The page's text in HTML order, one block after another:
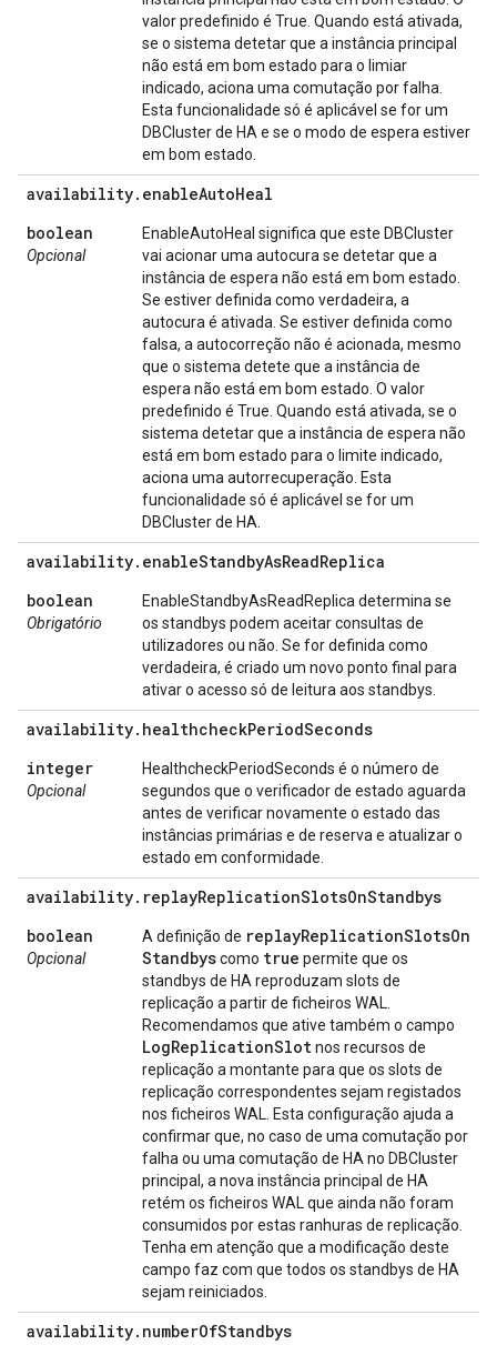
valor predefinido é True. Quando está ativada,
se o sistema detetar que a instância principal
não está em bom estado para o limiar
indicado, aciona uma comutação por falha.
Esta funcionalidade só é aplicável se for um
DBCluster de HA e se o modo de espera estiver
em bom estado.
availability. enableAutoHeal
boolean
Opcional
EnableAutoHeal significa que este DBCluster
vai acionar uma autocura se detetar que a
instância de espera não está em bom estado.
Se estiver definida como verdadeira, a
autocura é ativada. Se estiver definida como
falsa, a autocorreção não é acionada, mesmo
que o sistema detete que a instância de
espera não está em bom estado. O valor
predefinido é True. Quando está ativada, se o
sistema detetar que a instância de espera não
está em bom estado para o limite indicado,
aciona uma autorrecuperação. Esta
funcionalidade só é aplicável se for um
DBCluster de HA.
availability. enableStandbyAsReadReplica
boolean
Obrigatório
EnableStandbyAsReadReplica determina se
os standbys podem aceitar consultas de
utilizadores ou não. Se for definida como
verdadeira, é criado um novo ponto final para
ativar o acesso só de leitura aos standbys.
availability. healthcheckPeriodSeconds
integer
Opcional
HealthcheckPeriodSeconds é o número de
segundos que o verificador de estado aguarda
antes de verificar novamente o estado das
instâncias primárias e de reserva e atualizar o
estado em conformidade.
availability. replayReplicationSlotsOnStandbys
boolean
Opcional
A definição de replayReplicationSlotsOn
Standbyscomo true permite que os
standbys de HA reproduzam slots de
replicação a partir de ficheiros WAL.
Recomendamos que ative também o campo
LogReplicationSlotnos recursos de
replicação a montante para que os slots de
replicação correspondentes sejam registados
nos ficheiros WAL. Esta configuração ajuda a
confirmar que, no caso de uma comutação por
falha ou uma comutação de HA no DBCluster
principal, a nova instância principal de HA
retém os ficheiros WAL que ainda não foram
consumidos por estas ranhuras de replicação.
Tenha em atenção que a modificação deste
campo faz com que todos os standbys de HA
sejam reiniciados.
availability. numberOfStandbys